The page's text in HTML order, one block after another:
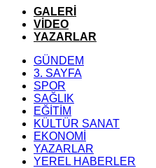
GALERİ
VİDEO
YAZARLAR
GÜNDEM
3. SAYFA
SPOR
SAĞLIK
EĞİTİM
KÜLTÜR SANAT
EKONOMİ
YAZARLAR
YEREL HABERLER